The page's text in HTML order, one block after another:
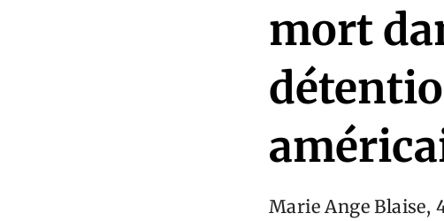
mort
Marie Ange Blaise,